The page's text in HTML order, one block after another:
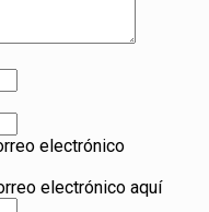
electrónico
electrónico aquí